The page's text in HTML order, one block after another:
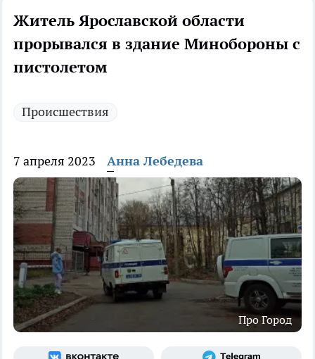
Житель Ярославской области
прорывался в здание Минобороны с
пистолетом
Происшествия
7 апреля 2023 Анна Лебедева
Про Город